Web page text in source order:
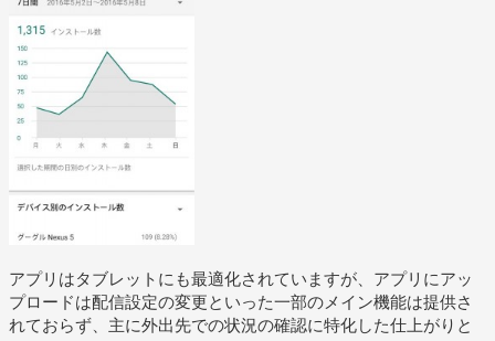
アプリはタブレットにも最適化されていますが、アプリにアッ
プロードは配信設定の変更といった一部のメイン機能は提供さ
れておらず、主に外出先での状況の確認に特化した仕上がりと